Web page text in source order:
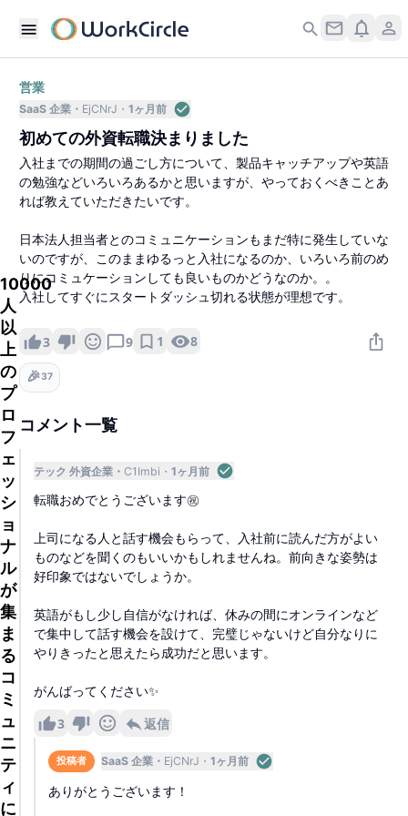
10000
人
以
上
の
プ
ロ
フ
ェ
ッ
シ
ョ
ナ
ル
が
集
ま
る
コ
ミ
ュ
ニ
テ
ィ
に
営業
SaaS 企業 EjCNrJ 1ヶ月前
初めての外資転職決まりました
入社までの期間の過ごし方について、製品キャッチアップや英語
の勉強などいろいろあるかと思いますが、やっておくべきことあ
れば教えていただきたいです。
日本法人担当者とのコミュニケーションもまだ特に発生していな
いのですが、このままゆるっと入社になるのか、いろいろ前のめ
りにコミュケーションしても良いものかどうなのか。。
入社してすぐにスタートダッシュ切れる状態が理想です。
3 9 1 8
🎉37
コメント一覧
テック 外資企業 C1Imbi 1ヶ月前
転職おめでとうございます㊗️
上司になる人と話す機会もらって、入社前に読んだ方がよい
ものなどを聞くのもいいかもしれませんね。前向きな姿勢は
好印象ではないでしょうか。
英語がもし少し自信がなければ、休みの間にオンラインなど
で集中して話す機会を設けて、完璧じゃないけど自分なりに
やりきったと思えたら成功だと思います。
がんばってください✨
3 返信
投稿者 SaaS 企業 EjCNrJ 1ヶ月前
ありがとうございます！